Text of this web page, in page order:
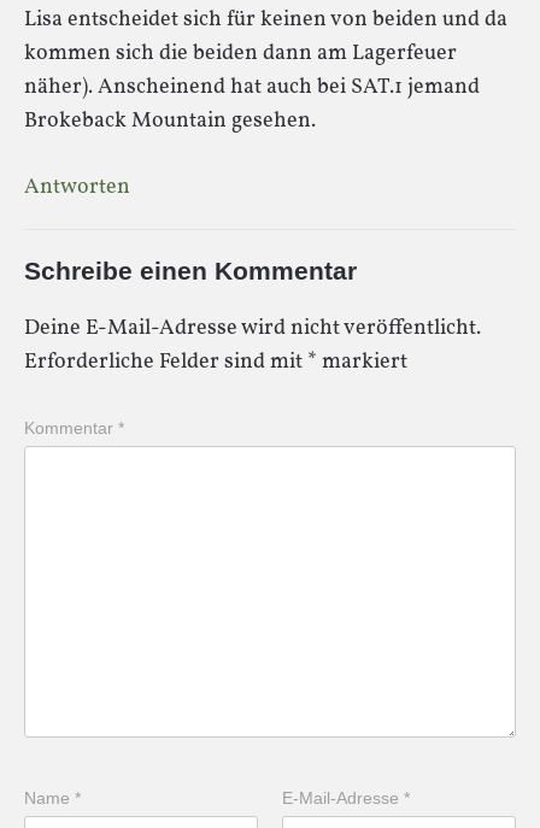
Lisa entscheidet sich für keinen von beiden und da
kommen sich die beiden dann am Lagerfeuer
näher). Anscheinend hat auch bei SAT.1 jemand
Brokeback Mountain gesehen.
Antworten
Schreibe einen Kommentar
Deine E-Mail-Adresse wird nicht veröffentlicht.
Erforderliche Felder sind mit * markiert
Kommentar *
Name * E-Mail-Adresse*